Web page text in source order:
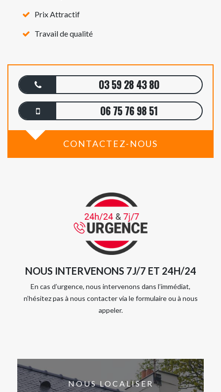
Prix Attractif
Travail de qualité
03 59 28 43 80
06 75 76 98 51
CONTACTEZ-NOUS
NOUS INTERVENONS 7J/7 ET 24H/24
En cas d’urgence, nous intervenons dans l’immédiat,
n’hésitez pas à nous contacter via le formulaire ou à nous
appeler.
NOUS LOCALISER